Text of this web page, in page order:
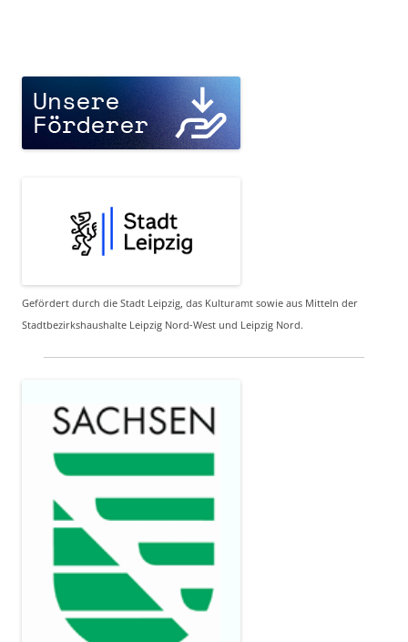
Gefördert durch die Stadt Leipzig, das Kulturamt sowie aus Mitteln der
Stadtbezirkshaushalte Leipzig Nord-West und Leipzig Nord.